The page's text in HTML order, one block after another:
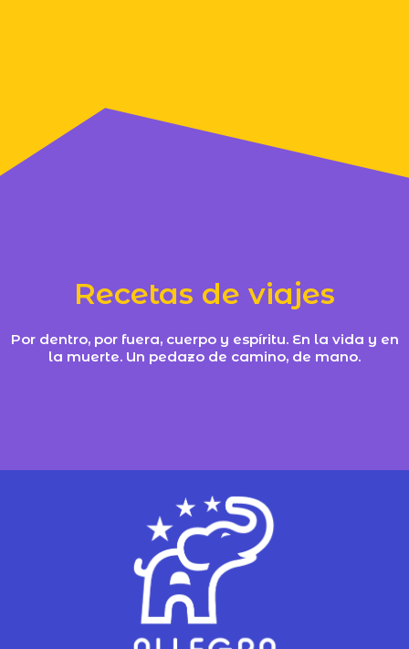
Recetas de viajes
Por dentro, por fuera, cuerpo y espíritu. En la vida y en
la muerte. Un pedazo de camino, de mano.